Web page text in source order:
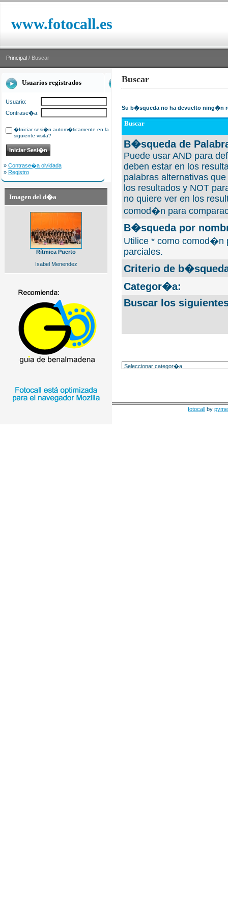
www.fotocall.es
Principal / Buscar
Usuarios registrados
Usuario:
Contrase�a:
�Iniciar sesi�n autom�ticamente en la
siguiente visita?
» Contrase�a olvidada
» Registro
Imagen del d�a
Rítmica Puerto
Isabel Menendez
Buscar
Su b�squeda no ha devuelto ning�n
Buscar
B�squeda de
Puede usar AND para
deben estar en los
palabras alternativas
los resultados y NOT
no quiere ver en los
comod�n para
B�squeda por
Utilice * como comod�n
parciales.
Criterio de
Categor�a:
Buscar los
fotocall by